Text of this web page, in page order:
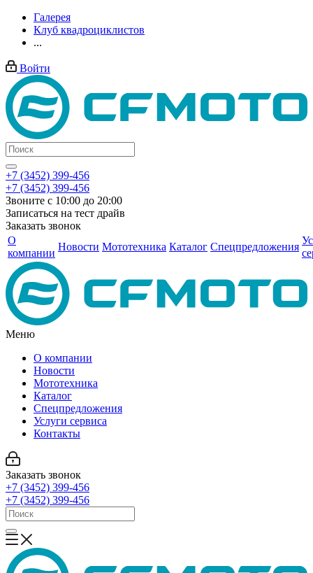
Галерея
Клуб квадроциклистов
...
Войти
+7 (3452) 399-456
+7 (3452) 399-456
Звоните с 10:00 до 20:00
Записаться на тест драйв
Заказать звонок
О
компании
Новости Мототехника Каталог Спецпредложения
Меню
О компании
Новости
Мототехника
Каталог
Спецпредложения
Услуги сервиса
Контакты
Заказать звонок
+7 (3452) 399-456
+7 (3452) 399-456